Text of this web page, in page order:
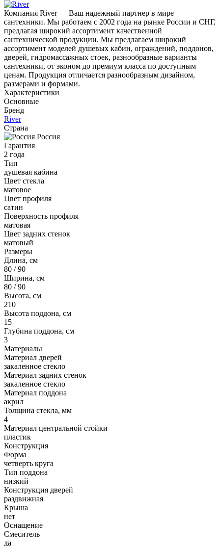
Компания River — Ваш надежный партнер в мире
сантехники. Мы работаем с 2002 года на рынке России и СНГ,
предлагая широкий ассортимент качественной
сантехнической продукции. Мы предлагаем широкий
ассортимент моделей душевых кабин, ограждений, поддонов,
дверей, гидромассажных стоек, разнообразные варианты
сантехники, от эконом до премиум класса по доступным
ценам. Продукция отличается разнообразным дизайном,
размерами и формами.
Характеристики
Основные
Бренд
River
Страна
Россия
Гарантия
2 года
Тип
душевая кабина
Цвет стекла
матовое
Цвет профиля
сатин
Поверхность профиля
матовая
Цвет задних стенок
матовый
Размеры
Длина, см
80 / 90
Ширина, см
80 / 90
Высота, см
210
Высота поддона, см
15
Глубина поддона, см
3
Материалы
Материал дверей
закаленное стекло
Материал задних стенок
закаленное стекло
Материал поддона
акрил
Толщина стекла, мм
4
Материал центральной стойки
пластик
Конструкция
Форма
четверть круга
Тип поддона
низкий
Конструкция дверей
раздвижная
Крыша
нет
Оснащение
Смеситель
да